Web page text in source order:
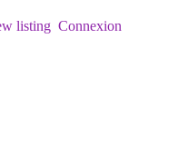
listing Connexion